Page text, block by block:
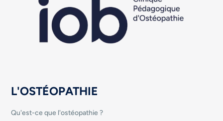
L'OSTÉOPATHIE
Qu'est-ce que l'ostéopathie ?